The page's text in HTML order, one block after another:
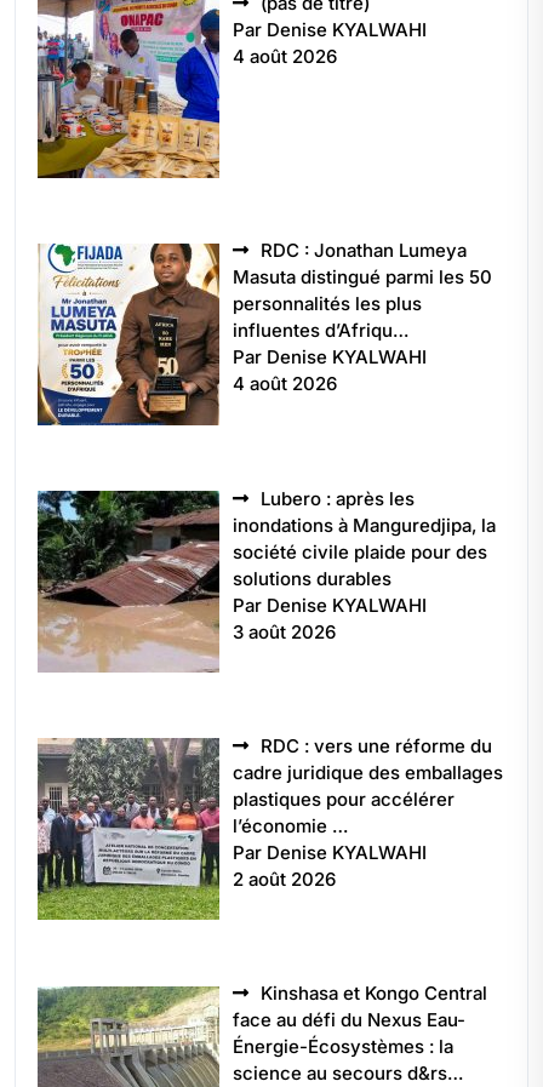
5496
Par Denise KYALWAHI
4 août 2026
RDC : Jonathan Lumeya
Masuta distingué parmi les 50
personnalités les plus
influentes d’Afriqu…
Par Denise KYALWAHI
4 août 2026
Lubero : après les
inondations à Manguredjipa, la
société civile plaide pour des
solutions durables
Par Denise KYALWAHI
3 août 2026
RDC : vers une réforme du
cadre juridique des emballages
plastiques pour accélérer
l’économie …
Par Denise KYALWAHI
2 août 2026
Kinshasa et Kongo Central
face au défi du Nexus Eau-
Énergie-Écosystèmes : la
science au secours d&rs…